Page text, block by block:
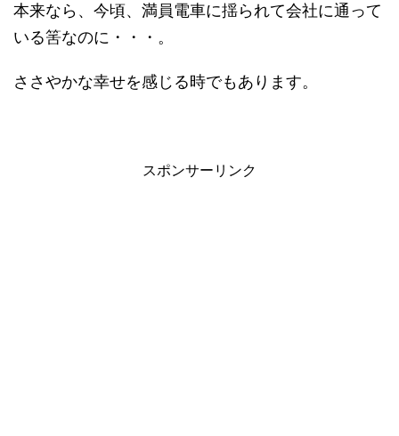
本来なら、今頃、満員電車に揺られて会社に通って
いる筈なのに・・・。
ささやかな幸せを感じる時でもあります。
スポンサーリンク